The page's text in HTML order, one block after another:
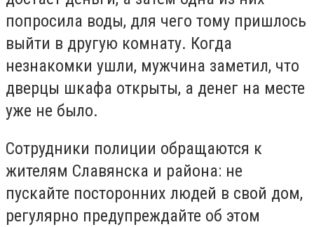
попросила воды, для чего тому пришлось
выйти в другую комнату. Когда
незнакомки ушли, мужчина заметил, что
дверцы шкафа открыты, а денег на месте
уже не было.
Сотрудники полиции обращаются к
жителям Славянска и района: не
пускайте посторонних людей в свой дом,
регулярно предупреждайте об этом